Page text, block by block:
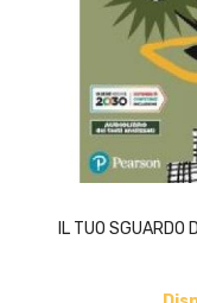
IL TUO SGUARDO